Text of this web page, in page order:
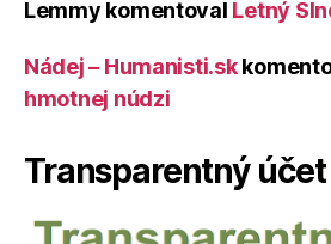
Lemmy komentoval Letný
Nádej – Humanisti.sk
hmotnej núdzi
Transparentný účet